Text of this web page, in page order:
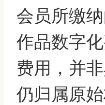
会员所缴
作品数字
费用，并
仍归属原